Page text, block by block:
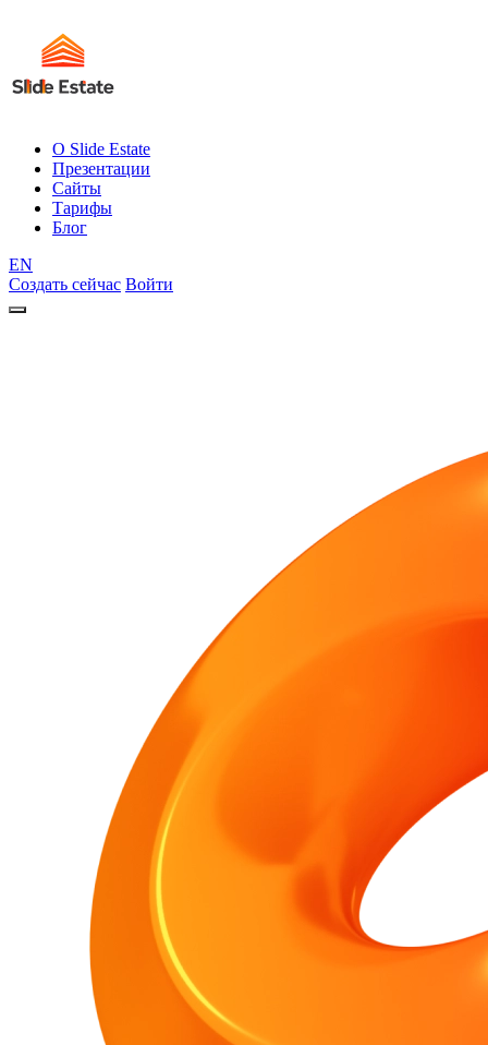
О Slide Estate
Презентации
Сайты
Тарифы
Блог
EN
Создать сейчас Войти